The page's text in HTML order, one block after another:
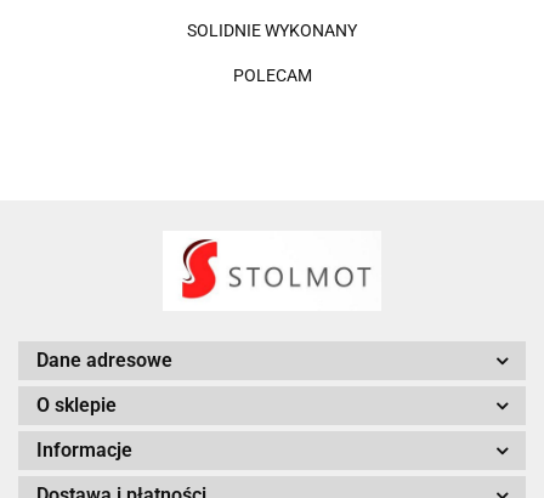
SOLIDNIE WYKONANY
POLECAM
Dane adresowe
O sklepie
Informacje